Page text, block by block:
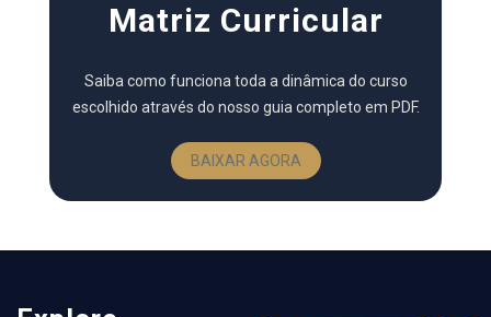
Matriz Curricular
Saiba como funciona toda a dinâmica do curso
escolhido através do nosso guia completo em PDF.
BAIXAR AGORA